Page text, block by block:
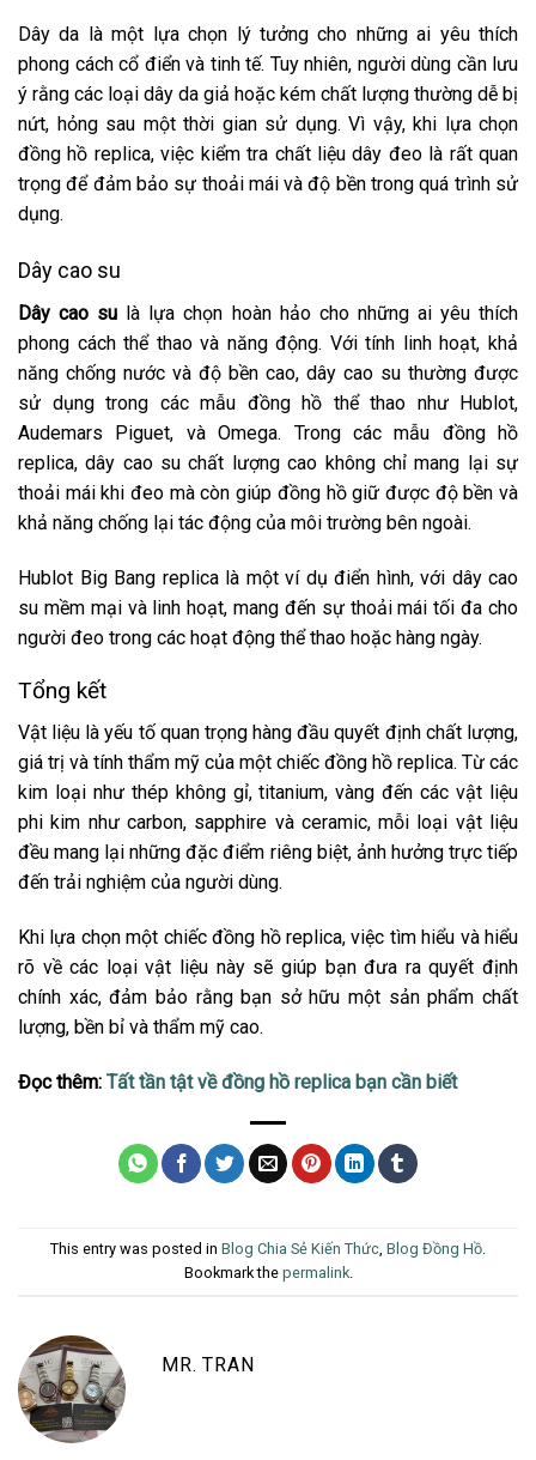
Dây da là một lựa chọn lý tưởng cho những ai yêu thích
phong cách cổ điển và tinh tế. Tuy nhiên, người dùng cần lưu
ý rằng các loại dây da giả hoặc kém chất lượng thường dễ bị
nứt, hỏng sau một thời gian sử dụng. Vì vậy, khi lựa chọn
đồng hồ replica, việc kiểm tra chất liệu dây đeo là rất quan
trọng để đảm bảo sự thoải mái và độ bền trong quá trình sử
dụng.
Dây cao su
Dây cao su là lựa chọn hoàn hảo cho những ai yêu thích
phong cách thể thao và năng động. Với tính linh hoạt, khả
năng chống nước và độ bền cao, dây cao su thường được
sử dụng trong các mẫu đồng hồ thể thao như Hublot,
Audemars Piguet, và Omega. Trong các mẫu đồng hồ
replica, dây cao su chất lượng cao không chỉ mang lại sự
thoải mái khi đeo mà còn giúp đồng hồ giữ được độ bền và
khả năng chống lại tác động của môi trường bên ngoài.
Hublot Big Bang replica là một ví dụ điển hình, với dây cao
su mềm mại và linh hoạt, mang đến sự thoải mái tối đa cho
người đeo trong các hoạt động thể thao hoặc hàng ngày.
Tổng kết
Vật liệu là yếu tố quan trọng hàng đầu quyết định chất lượng,
giá trị và tính thẩm mỹ của một chiếc đồng hồ replica. Từ các
kim loại như thép không gỉ, titanium, vàng đến các vật liệu
phi kim như carbon, sapphire và ceramic, mỗi loại vật liệu
đều mang lại những đặc điểm riêng biệt, ảnh hưởng trực tiếp
đến trải nghiệm của người dùng.
Khi lựa chọn một chiếc đồng hồ replica, việc tìm hiểu và hiểu
rõ về các loại vật liệu này sẽ giúp bạn đưa ra quyết định
chính xác, đảm bảo rằng bạn sở hữu một sản phẩm chất
lượng, bền bỉ và thẩm mỹ cao.
Đọc thêm: Tất tần tật về đồng hồ replica bạn cần biết
This entry was posted in Blog Chia Sẻ Kiến Thức Blog Đồng Hồ
Bookmark the permalink.
MR. TRAN